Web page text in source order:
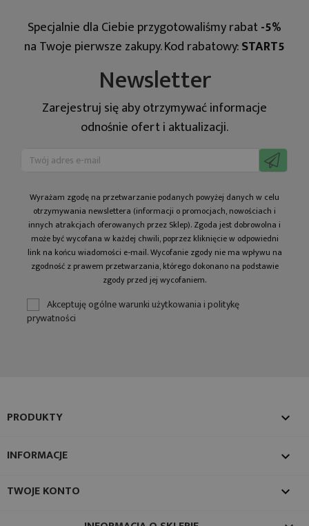
Specjalnie dla Ciebie przygotowaliśmy rabat-5%
na Twoje pierwsze zakupy. Kod rabatowy:START5
Newsletter
Zarejestruj się aby otrzymywać informacje
odnośnie ofert i aktualizacji.
Wyrażam zgodę na prze­twa­rza­nie po­da­nych powyżej danych w celu
otrzy­my­wa­nia newslettera (informacji o promocjach, nowościach i
innych atrakcjach oferowanych przez Sklep). Zgoda jest dobrowolna i
może być wycofana w każdej chwili, poprzez kliknięcie w odpowiedni
link na końcu wiadomości e-mail. Wycofanie zgody nie ma wpływu na
zgodność z prawem przetwarzania, którego dokonano na podstawie
zgody przed jej wycofaniem.
Akceptuję ogólne warunki użytkowania i politykę
prywatności
PRODUKTY 
INFORMACJE 
TWOJE KONTO 